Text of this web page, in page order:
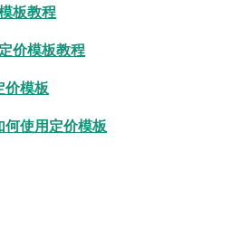
板教程
价模板教程
价模板
使用定价模板